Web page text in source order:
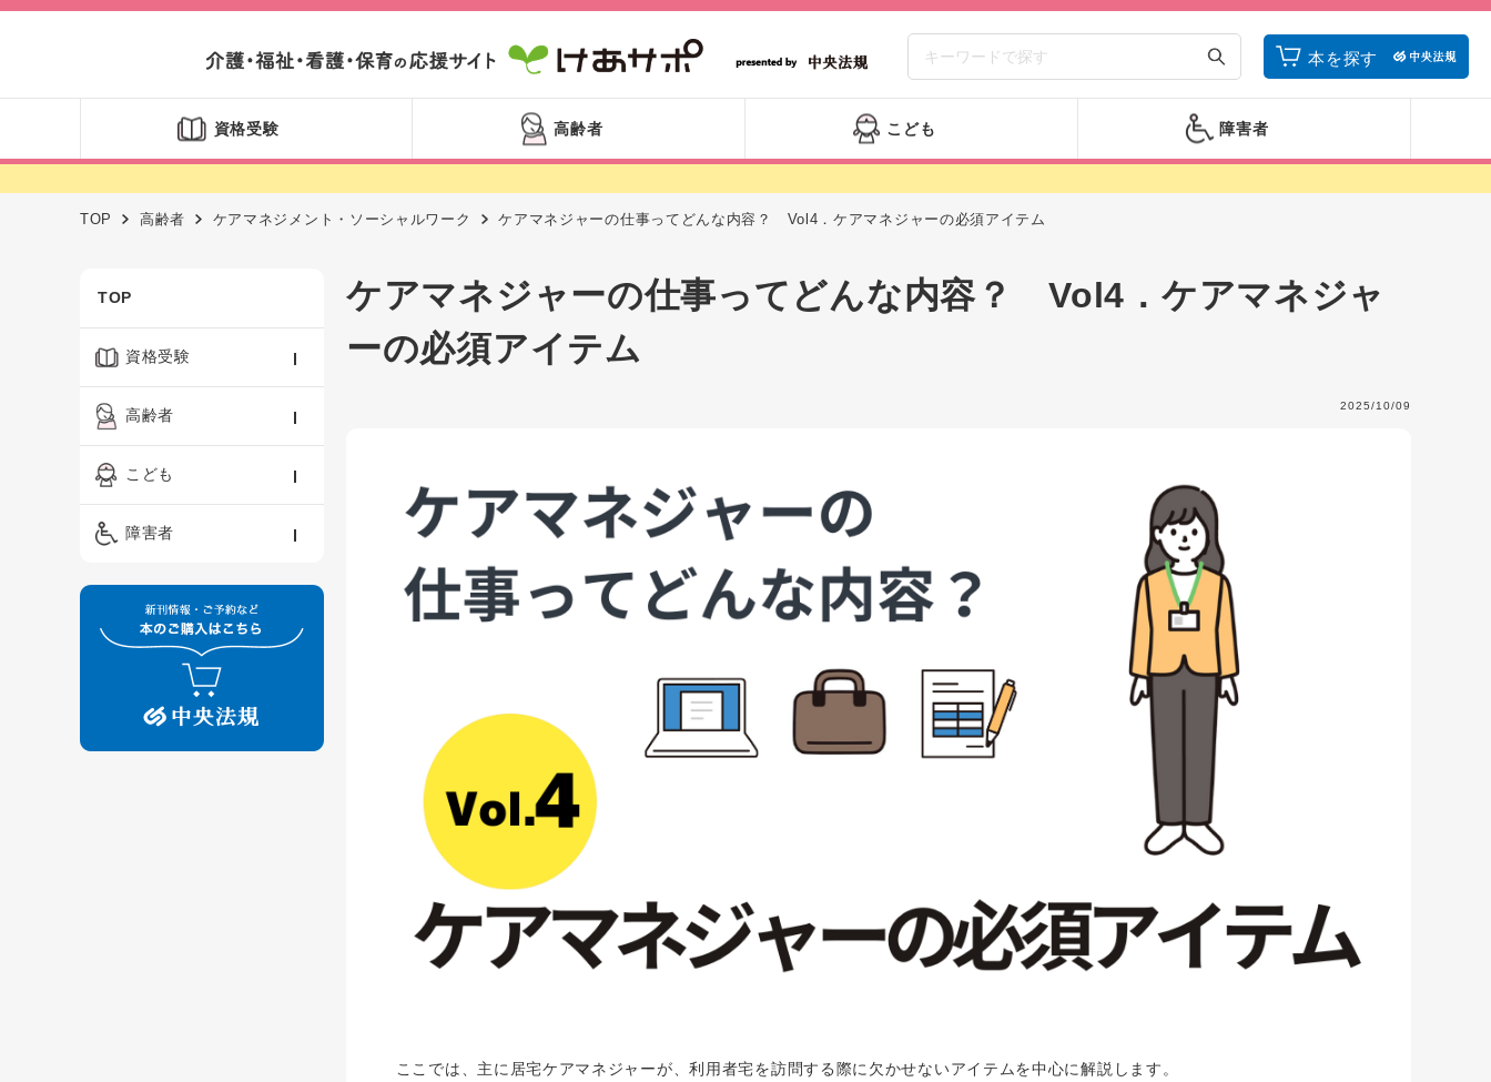
本を探す
資格受験 高齢者 こども 障害者
TOP 高齢者 ケアマネジメント・ソーシャルワーク ケアマネジャーの仕事ってどんな内容？ Vol4．ケアマネジャーの必須アイテム
TOP
資格受験
ケアマネジャー
精神保健福祉士
保育士
高齢者
認知症ケア・介護技術
ーシャルワーク
看護
制度
こども
保育・教育／発達障害
障害者
障害者支援・福祉
ケアマネジャーの仕事ってどんな内容？ Vol4．ケアマネジャ
ーの必須アイテム
2025/10/09
ここでは、主に居宅ケアマネジャーが、利用者宅を訪問する際に欠かせないアイテムを中心に解説します。